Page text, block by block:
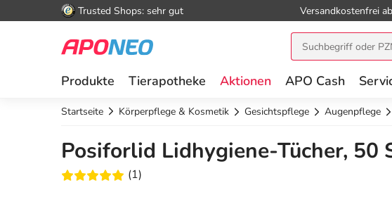
Trusted Shops: sehr gut Versandkostenfrei
Produkte Tierapotheke Aktionen APO Cash
Startseite Körperpflege & Kosmetik Gesichtspflege Augenpflege
Posiforlid Lidhygiene-Tücher, 50
(1)